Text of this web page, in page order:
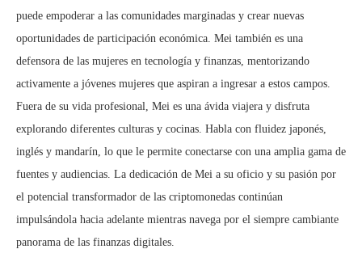
puede empoderar a las comunidades marginadas y crear nuevas
oportunidades de participación económica. Mei también es una
defensora de las mujeres en tecnología y finanzas, mentorizando
activamente a jóvenes mujeres que aspiran a ingresar a estos campos.
Fuera de su vida profesional, Mei es una ávida viajera y disfruta
explorando diferentes culturas y cocinas. Habla con fluidez japonés,
inglés y mandarín, lo que le permite conectarse con una amplia gama de
fuentes y audiencias. La dedicación de Mei a su oficio y su pasión por
el potencial transformador de las criptomonedas continúan
impulsándola hacia adelante mientras navega por el siempre cambiante
panorama de las finanzas digitales.